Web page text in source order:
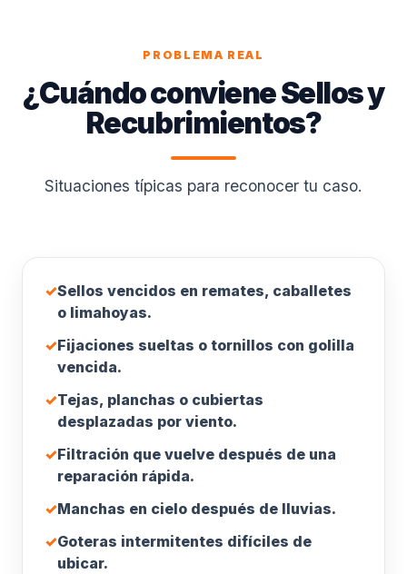
PROBLEMA REAL
¿Cuándo conviene Sellos y
Recubrimientos?
Situaciones típicas para reconocer tu caso.
✓Sellos vencidos en remates, caballetes
o limahoyas.
✓Fijaciones sueltas o tornillos con golilla
vencida.
✓Tejas, planchas o cubiertas
desplazadas por viento.
✓Filtración que vuelve después de una
reparación rápida.
✓Manchas en cielo después de lluvias.
✓Goteras intermitentes difíciles de
ubicar.